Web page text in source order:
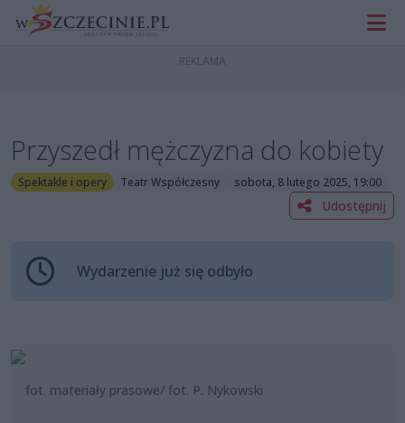
Przyszedł mężczyzna do kobiety
Spektakle i opery Teatr Współczesny sobota, 8 lutego 2025, 19:00
Udostępnij
Wydarzenie już się odbyło
fot. materiały prasowe/ fot. P. Nykowski